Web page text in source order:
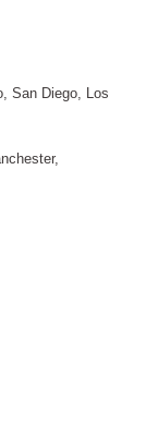
San Diego, Los